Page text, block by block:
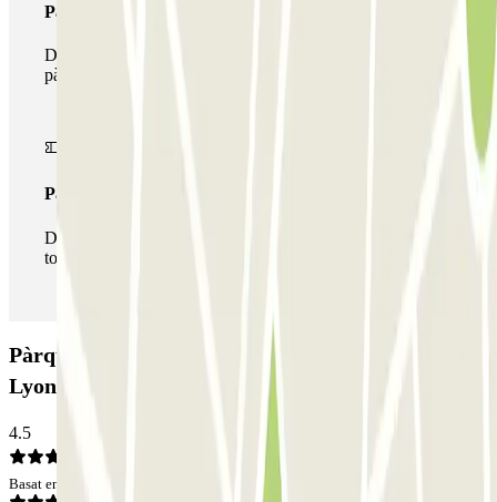
Passi multipàrquing
Durant la teva estada podràs fer ús de tota la xarxa de
pàrquings d'aquest operador disponibles a Parclick.
Passi il·limitat
Durant la teva estada podràs entrar i sortir del pàrquing
totes les vegades que vulguis.
Pàrquing Elit Budget - Navette - Aéroport de
Lyon: Opinions
4.5
Basat en 2 opinions